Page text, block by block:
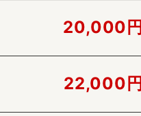
20,000円
22,000円